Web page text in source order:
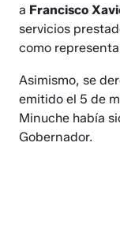
a Francisco
servicios
como
Asimismo, se
emitido el 5 de
Minuche había
Gobernador.